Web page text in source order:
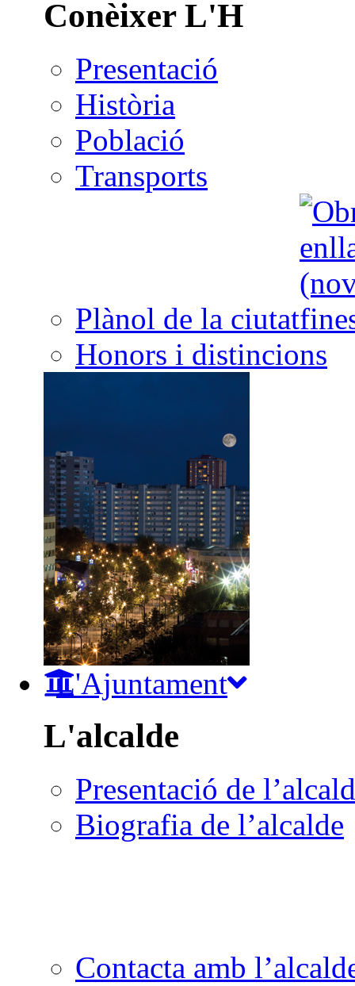
Conèixer L'H
Presentació
Història
Població
Transports
Plànol de la ciutat
Honors i distincions
L'Ajuntament
L'alcalde
Presentació de
Biografia de l’alcalde
Contacta amb